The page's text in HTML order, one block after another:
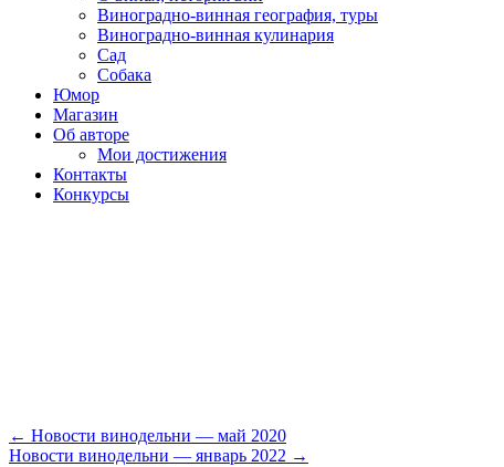
Виноградно-винная география, туры
Виноградно-винная кулинария
Сад
Собака
Юмор
Магазин
Об авторе
Мои достижения
Контакты
Конкурсы
← Новости винодельни — май 2020
Новости винодельни — январь 2022 →